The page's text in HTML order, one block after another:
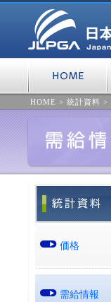
HOME > 統計資料 >
価格
需給情報